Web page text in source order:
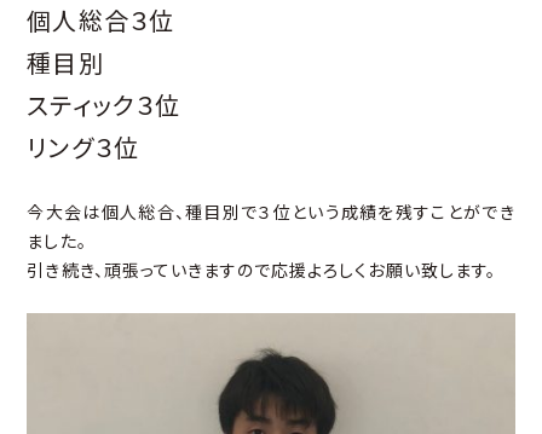
個人総合３位
種目別
スティック３位
リング３位
今大会は個人総合、種目別で３位という成績を残すことができ
ました。
引き続き、頑張っていきますので応援よろしくお願い致します。